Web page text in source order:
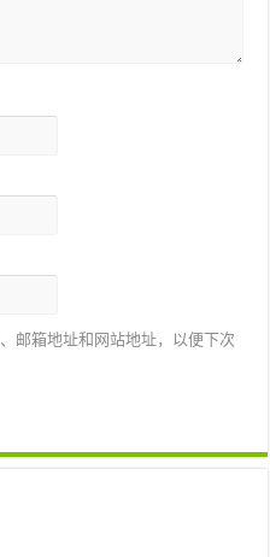
邮箱地址和网站地址，以便下次